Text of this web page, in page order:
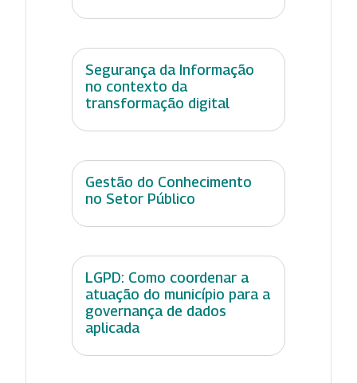
Segurança da Informação
no contexto da
transformação digital
Gestão do Conhecimento
no Setor Público
LGPD: Como coordenar a
atuação do município para a
governança de dados
aplicada